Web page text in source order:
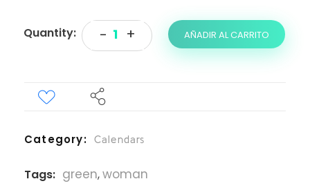
AÑADIR AL CARRITO
Category Calendars
Tags green,woman